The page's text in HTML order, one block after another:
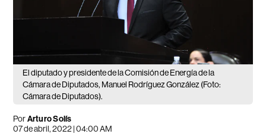
El diputado y presidente de la Comisión de Energía de la
Cámara de Diputados, Manuel Rodríguez González (Foto:
Cámara de Diputados).
PorArturo Solís
07 de abril, 2022 | 04:00 AM